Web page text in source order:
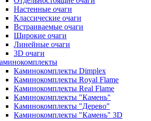
Настенные очаги
Классические очаги
Встраиваемые очаги
Широкие очаги
Линейные очаги
3D очаги
Каминокомплекты Dimplex
Каминокомплекты Royal Flame
Каминокомплекты Real Flame
Каминокомплекты "Камень"
Каминокомплекты "Дерево"
Каминокомплекты "Камень" 3D